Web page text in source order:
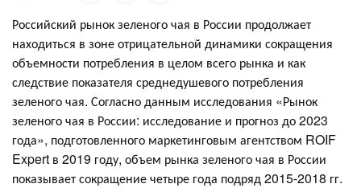
Российский рынок зеленого чая в России продолжает
находиться в зоне отрицательной динамики сокращения
объемности потребления в целом всего рынка и как
следствие показателя среднедушевого потребления
зеленого чая. Согласно данным исследования «Рынок
зеленого чая в России: исследование и прогноз до 2023
года», подготовленного маркетинговым агентством ROIF
Expert в 2019 году, объем рынка зеленого чая в России
показывает сокращение четыре года подряд 2015-2018 гг.